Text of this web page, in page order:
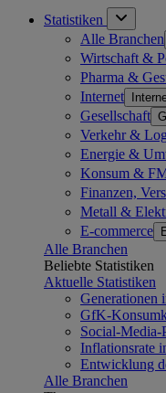
Statistiken
Alle Branchen
Wirtschaft &
Pharma &
Internet
Gesellschaft
Verkehr &
Energie &
Konsum &
Finanzen,
Metall &
E-commerce
Alle Branchen
Beliebte Statistiken
Aktuelle Statistiken
Generationen
GfK-
Social-Media-
Inflationsrate
Entwicklung
Alle Branchen